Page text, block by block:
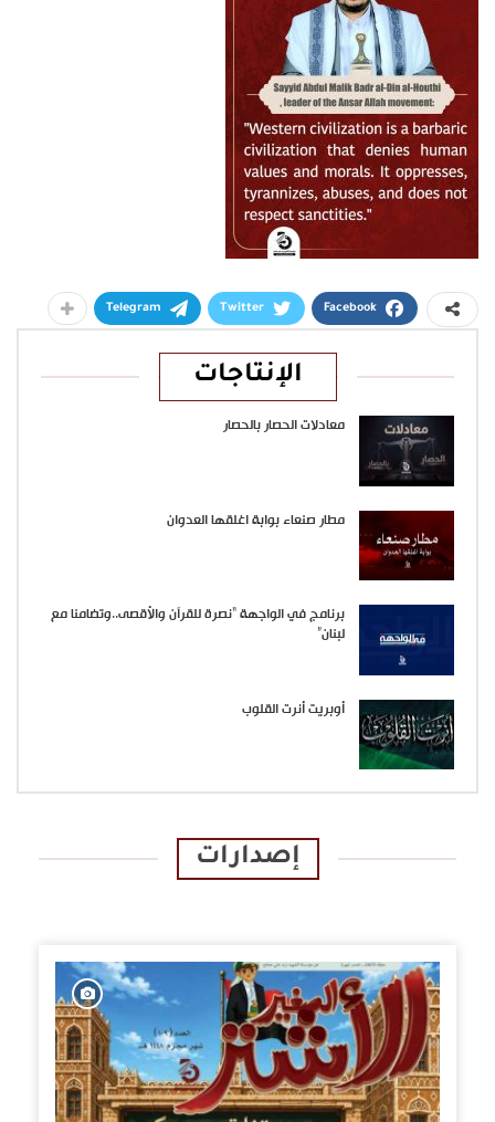
Facebook
Twitter
Telegram
الإنتاجات
معادلات الحصار بالحصار
مطار صنعاء بوابة اغلقها العدوان
برنامج في الواجهة “نصرة للقرآن والأقصى..وتضامنا مع
لبنان”
أوبريت أنرت القلوب
إصدارات